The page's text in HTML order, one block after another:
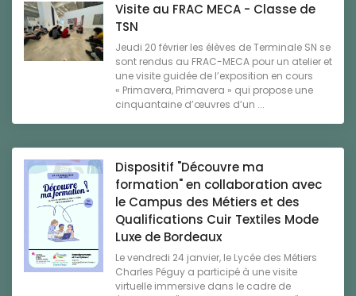
Visite au FRAC MECA - Classe de
TSN
Jeudi 20 février les élèves de Terminale SN se
sont rendus au FRAC-MECA pour un atelier et
une visite guidée de l’exposition en cours
« Primavera, Primavera » qui propose une
cinquantaine d’œuvres d’un ...
Dispositif "Découvre ma
formation" en collaboration avec
le Campus des Métiers et des
Qualifications Cuir Textiles Mode
Luxe de Bordeaux
Le vendredi 24 janvier, le Lycée des Métiers
Charles Péguy a participé à une visite
virtuelle immersive dans le cadre de